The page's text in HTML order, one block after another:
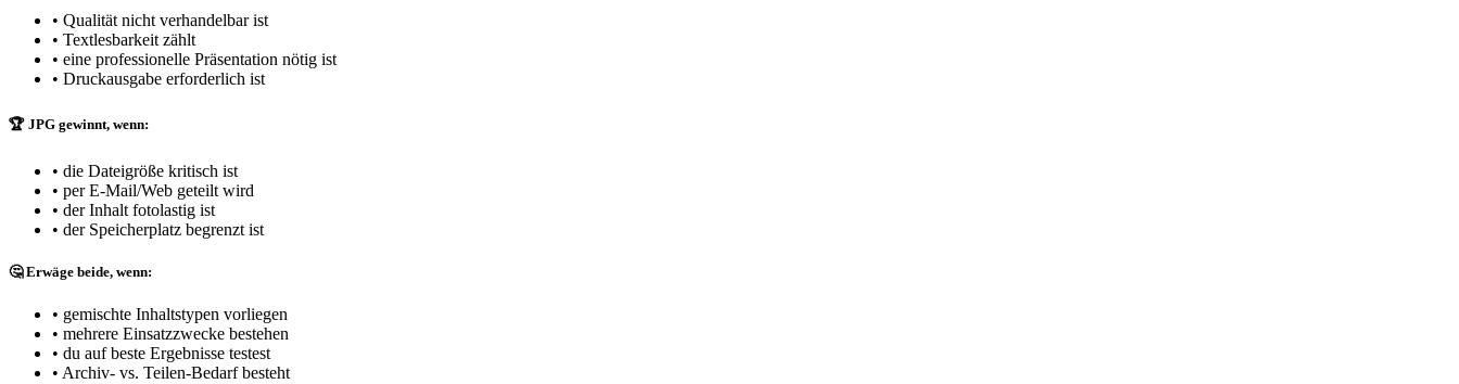
• Qualität nicht verhandelbar ist
• Textlesbarkeit zählt
• eine professionelle Präsentation nötig ist
• Druckausgabe erforderlich ist
🏆 JPG gewinnt, wenn:
• die Dateigröße kritisch ist
• per E-Mail/Web geteilt wird
• der Inhalt fotolastig ist
• der Speicherplatz begrenzt ist
🤔 Erwäge beide, wenn:
• gemischte Inhaltstypen vorliegen
• mehrere Einsatzzwecke bestehen
• du auf beste Ergebnisse testest
• Archiv- vs. Teilen-Bedarf besteht